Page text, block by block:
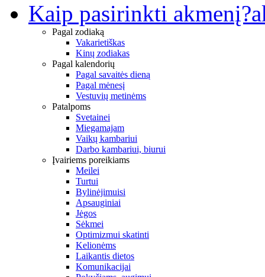
Kaip pasirinkti akmenį?
Pagal zodiaką
Vakarietiškas
Kinų zodiakas
Pagal kalendorių
Pagal savaitės dieną
Pagal mėnesį
Vestuvių metinėms
Patalpoms
Svetainei
Miegamajam
Vaikų kambariui
Darbo kambariui, biurui
Įvairiems poreikiams
Meilei
Turtui
Bylinėjimuisi
Apsauginiai
Jėgos
Sėkmei
Optimizmui skatinti
Kelionėms
Laikantis dietos
Komunikacijai